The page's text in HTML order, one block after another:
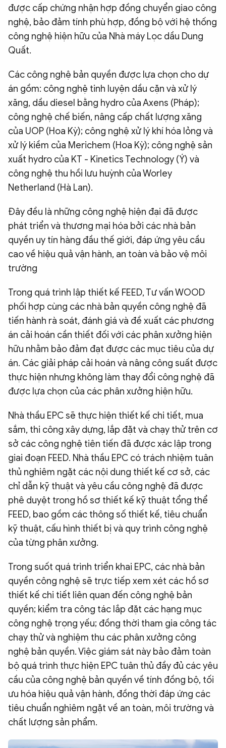
được cấp chứng nhận hợp đồng chuyển giao công
nghệ, bảo đảm tính phù hợp, đồng bộ với hệ thống
công nghệ hiện hữu của Nhà máy Lọc dầu Dung
Quất.
Các công nghệ bản quyền được lựa chọn cho dự
án gồm: công nghệ tinh luyện dầu cặn và xử lý
xăng, dầu diesel bằng hydro của Axens (Pháp);
công nghệ chế biến, nâng cấp chất lượng xăng
của UOP (Hoa Kỳ); công nghệ xử lý khí hóa lỏng và
xử lý kiềm của Merichem (Hoa Kỳ); công nghệ sản
xuất hydro của KT - Kinetics Technology (Ý) và
công nghệ thu hồi lưu huỳnh của Worley
Netherland (Hà Lan).
Đây đều là những công nghệ hiện đại đã được
phát triển và thương mại hóa bởi các nhà bản
quyền uy tín hàng đầu thế giới, đáp ứng yêu cầu
cao về hiệu quả vận hành, an toàn và bảo vệ môi
trường
Trong quá trình lập thiết kế FEED, Tư vấn WOOD
phối hợp cùng các nhà bản quyền công nghệ đã
tiến hành rà soát, đánh giá và đề xuất các phương
án cải hoán cần thiết đối với các phân xưởng hiện
hữu nhằm bảo đảm đạt được các mục tiêu của dự
án. Các giải pháp cải hoán và nâng công suất được
thực hiện nhưng không làm thay đổi công nghệ đã
được lựa chọn của các phân xưởng hiện hữu.
Nhà thầu EPC sẽ thực hiện thiết kế chi tiết, mua
sắm, thi công xây dựng, lắp đặt và chạy thử trên cơ
sở các công nghệ tiên tiến đã được xác lập trong
giai đoạn FEED. Nhà thầu EPC có trách nhiệm tuân
thủ nghiêm ngặt các nội dung thiết kế cơ sở, các
chỉ dẫn kỹ thuật và yêu cầu công nghệ đã được
phê duyệt trong hồ sơ thiết kế kỹ thuật tổng thể
FEED, bao gồm các thông số thiết kế, tiêu chuẩn
kỹ thuật, cấu hình thiết bị và quy trình công nghệ
của từng phân xưởng.
Trong suốt quá trình triển khai EPC, các nhà bản
quyền công nghệ sẽ trực tiếp xem xét các hồ sơ
thiết kế chi tiết liên quan đến công nghệ bản
quyền; kiểm tra công tác lắp đặt các hạng mục
công nghệ trọng yếu; đồng thời tham gia công tác
chạy thử và nghiệm thu các phân xưởng công
nghệ bản quyền. Việc giám sát này bảo đảm toàn
bộ quá trình thực hiện EPC tuân thủ đầy đủ các yêu
cầu của công nghệ bản quyền về tính đồng bộ, tối
ưu hóa hiệu quả vận hành, đồng thời đáp ứng các
tiêu chuẩn nghiêm ngặt về an toàn, môi trường và
chất lượng sản phẩm.